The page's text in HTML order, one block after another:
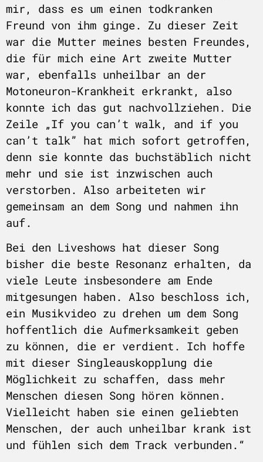
mir, dass es um einen todkranken
Freund von ihm ginge. Zu dieser Zeit
war die Mutter meines besten Freundes,
die für mich eine Art zweite Mutter
war, ebenfalls unheilbar an der
Motoneuron-Krankheit erkrankt, also
konnte ich das gut nachvollziehen. Die
Zeile „If you can’t walk, and if you
can’t talk” hat mich sofort getroffen,
denn sie konnte das buchstäblich nicht
mehr und sie ist inzwischen auch
verstorben. Also arbeiteten wir
gemeinsam an dem Song und nahmen ihn
auf.
Bei den Liveshows hat dieser Song
bisher die beste Resonanz erhalten, da
viele Leute insbesondere am Ende
mitgesungen haben. Also beschloss ich,
ein Musikvideo zu drehen um dem Song
hoffentlich die Aufmerksamkeit geben
zu können, die er verdient. Ich hoffe
mit dieser Singleauskopplung die
Möglichkeit zu schaffen, dass mehr
Menschen diesen Song hören können.
Vielleicht haben sie einen geliebten
Menschen, der auch unheilbar krank ist
und fühlen sich dem Track verbunden.“